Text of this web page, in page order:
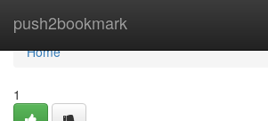
push2bookmark
Home
Home
1